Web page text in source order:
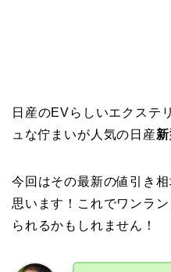
日産のEVらしいエクステ
ュな佇まいが人気の日産
今回はその最新の値引き
思います！これでワンラ
られるかもしれません！